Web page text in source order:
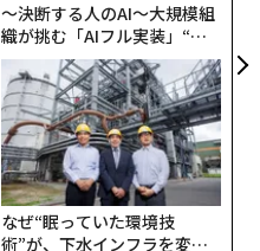
〜決断する人のAI〜大規模組
織が挑む「AIフル実装」“使
う”企業から“動く”企業へ【N
TTドコモビジネス×PwC】
なぜ“眠っていた環境技
術”が、下水インフラを変え